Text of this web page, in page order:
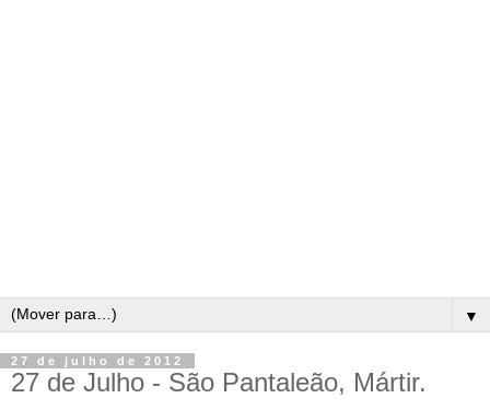
▼
27 de julho de 2012
27 de Julho - São Pantaleão, Mártir.